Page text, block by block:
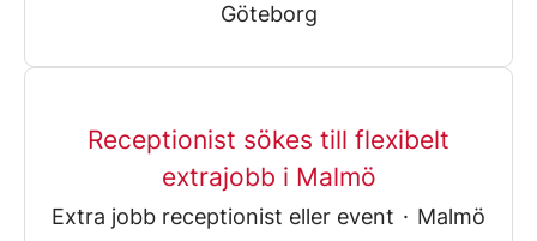
Göteborg
Receptionist sökes till flexibelt
extrajobb i Malmö
Extra jobb receptionist eller event · Malmö